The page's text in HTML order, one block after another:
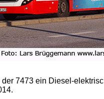
7473 ein Diesel-